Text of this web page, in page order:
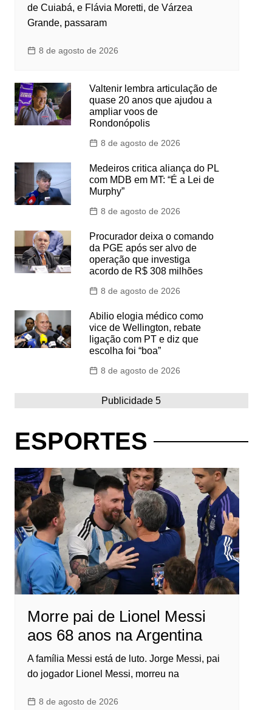
de Cuiabá, e Flávia Moretti, de Várzea
Grande, passaram
8 de agosto de 2026
Valtenir lembra articulação de
quase 20 anos que ajudou a
ampliar voos de
Rondonópolis
8 de agosto de 2026
Medeiros critica aliança do PL
com MDB em MT: “É a Lei de
Murphy”
8 de agosto de 2026
Procurador deixa o comando
da PGE após ser alvo de
operação que investiga
acordo de R$ 308 milhões
8 de agosto de 2026
Abilio elogia médico como
vice de Wellington, rebate
ligação com PT e diz que
escolha foi “boa”
8 de agosto de 2026
Publicidade 5
ESPORTES
Morre pai de Lionel Messi
aos 68 anos na Argentina
A família Messi está de luto. Jorge Messi, pai
do jogador Lionel Messi, morreu na
8 de agosto de 2026